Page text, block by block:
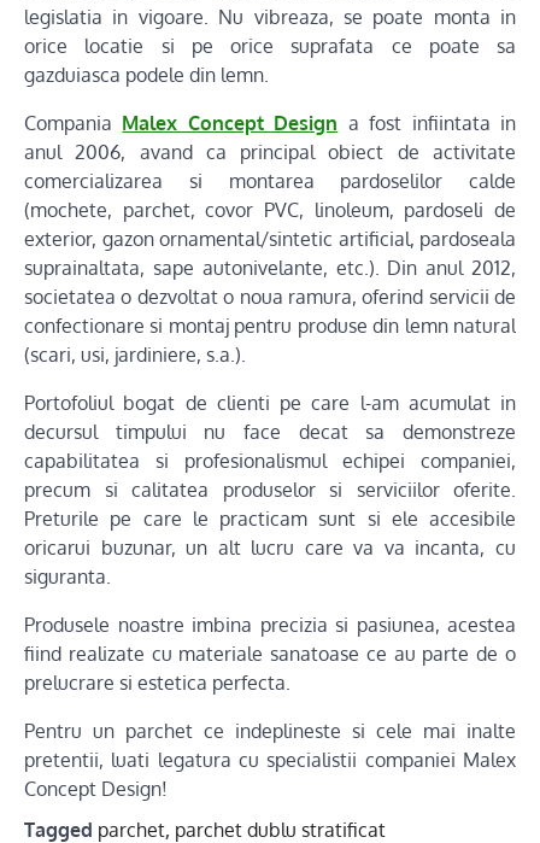
legislatia in vigoare. Nu vibreaza, se poate monta in
orice locatie si pe orice suprafata ce poate sa
gazduiasca podele din lemn.
Compania Malex Concept Design a fost infiintata in
anul 2006, avand ca principal obiect de activitate
comercializarea si montarea pardoselilor calde
(mochete, parchet, covor PVC, linoleum, pardoseli de
exterior, gazon ornamental/sintetic artificial, pardoseala
suprainaltata, sape autonivelante, etc.). Din anul 2012,
societatea o dezvoltat o noua ramura, oferind servicii de
confectionare si montaj pentru produse din lemn natural
(scari, usi, jardiniere, s.a.).
Portofoliul bogat de clienti pe care l-am acumulat in
decursul timpului nu face decat sa demonstreze
capabilitatea si profesionalismul echipei companiei,
precum si calitatea produselor si serviciilor oferite.
Preturile pe care le practicam sunt si ele accesibile
oricarui buzunar, un alt lucru care va va incanta, cu
siguranta.
Produsele noastre imbina precizia si pasiunea, acestea
fiind realizate cu materiale sanatoase ce au parte de o
prelucrare si estetica perfecta.
Pentru un parchet ce indeplineste si cele mai inalte
pretentii, luati legatura cu specialistii companiei Malex
Concept Design!
Tagged parchet, parchet dublu stratificat